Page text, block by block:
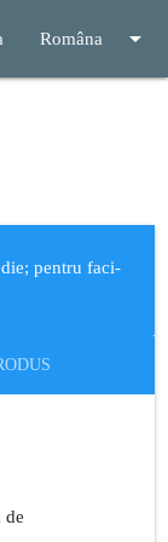
Româna arrow_drop_down
pentru faci-
de